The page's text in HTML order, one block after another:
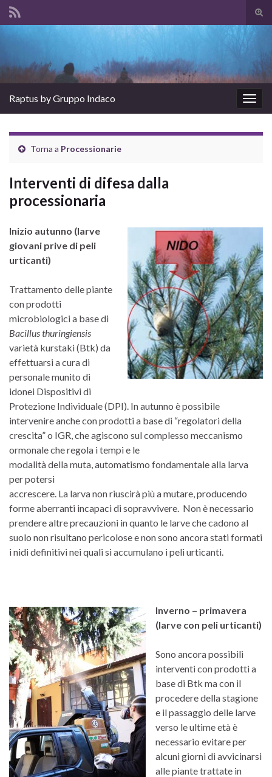
il
la
Raptus by Gruppo Indaco
Torna a Processionarie
Interventi di difesa dalla
processionaria
Inizio autunno (larve
giovani prive di peli
urticanti)
Trattamento delle piante
con prodotti
microbiologici a base di
Bacillus thuringiensis
varietà kurstaki (Btk) da
effettuarsi a cura di
personale munito di
idonei Dispositivi di
Protezione Individuale (DPI). In autunno è possibile
intervenire anche con prodotti a base di “regolatori della
crescita” o IGR, che agiscono sul complesso meccanismo
ormonale che regola i tempi e le
modalità della muta, automatismo fondamentale alla larva
per potersi
accrescere. La larva non riuscirà più a mutare, producendo
forme aberranti incapaci di sopravvivere. Non è necessario
prendere altre precauzioni in quanto le larve che cadono al
suolo non risultano pericolose e non sono ancora stati formati
i nidi definitivi nei quali si accumulano i peli urticanti.
Inverno – primavera
(larve con peli urticanti)
Sono ancora possibili
interventi con prodotti a
base di Btk ma con il
procedere della stagione
e il passaggio delle larve
verso le ultime età è
necessario evitare per
alcuni giorni di avvicinarsi
alle piante trattate in